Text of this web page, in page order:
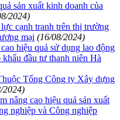
sản xuất kinh doanh của
2024)
cạnh tranh trên thị trường
mại (16/08/2024)
hiệu quả sử dụng lao động
đầu tư thanh niên Hà
Tổng Công ty Xây dựng
2024)
nâng cao hiệu quả sản xuất
nghiệp và Công nghiệp